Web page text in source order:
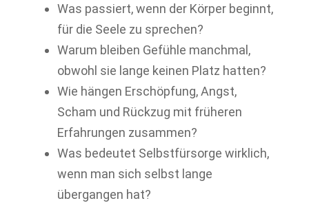
Was passiert, wenn der Körper beginnt,
für die Seele zu sprechen?
Warum bleiben Gefühle manchmal,
obwohl sie lange keinen Platz hatten?
Wie hängen Erschöpfung, Angst,
Scham und Rückzug mit früheren
Erfahrungen zusammen?
Was bedeutet Selbstfürsorge wirklich,
wenn man sich selbst lange
übergangen hat?